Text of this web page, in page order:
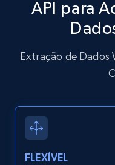
Zillow properties
Zpid, City, State,
API para
Extração de Dados
FLEXÍVEL